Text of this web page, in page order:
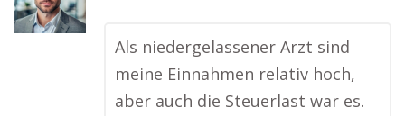
Als niedergelassener Arzt sind
meine Einnahmen relativ hoch,
aber auch die Steuerlast war es.